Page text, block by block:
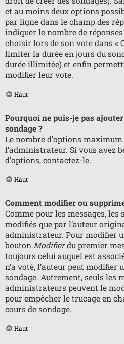
et au moins deux options
par ligne dans le champ des
indiquer le nombre de
choisir lors de son vote dans «
limiter la durée en jours du
durée illimitée) et enfin
modifier leur vote.
Haut
Pourquoi ne puis-je pas
sondage ?
Le nombre d’options
l’administrateur. Si vous avez
d’options, contactez-le.
Haut
Comment modifier ou
Comme pour les messages, les
modifiés que par l’auteur
administrateur. Pour modifier
bouton Modifierdu premier
toujours celui auquel est
n’a voté, l’auteur peut
sondage. Autrement, seuls les
administrateurs peuvent le
pour empêcher le trucage en
cours de sondage.
Haut